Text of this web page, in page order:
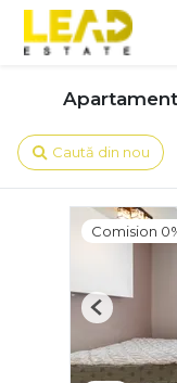
Caută din nou
Comision
Previous